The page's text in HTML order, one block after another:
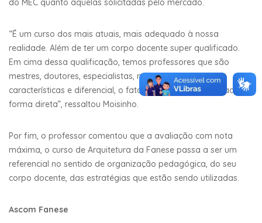
do MEC quanto aquelas solicitadas pelo mercado.
“É um curso dos mais atuais, mais adequado à nossa
realidade. Além de ter um corpo docente super qualificado.
Em cima dessa qualificação, temos professores que são
mestres, doutores, especialistas, mas que tem como
características e diferencial, o fato de atuarem no mercado de
forma direta”, ressaltou Moisinho.
Por fim, o professor comentou que a avaliação com nota
máxima, o curso de Arquitetura da Fanese passa a ser um
referencial no sentido de organização pedagógica, do seu
corpo docente, das estratégias que estão sendo utilizadas.
Ascom Fanese